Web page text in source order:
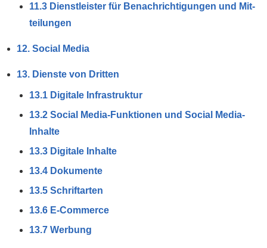
11.3 Dienst­leister für Benach­richti­gungen und Mit­
teilungen
12. Social Media
13. Dienste von Dritten
13.1 Digitale Infrastruktur
13.2 Social Media-Funktionen und Social Media-
Inhalte
13.3 Digitale Inhalte
13.4 Dokumente
13.5 Schriftarten
13.6 E-Commerce
13.7 Werbung